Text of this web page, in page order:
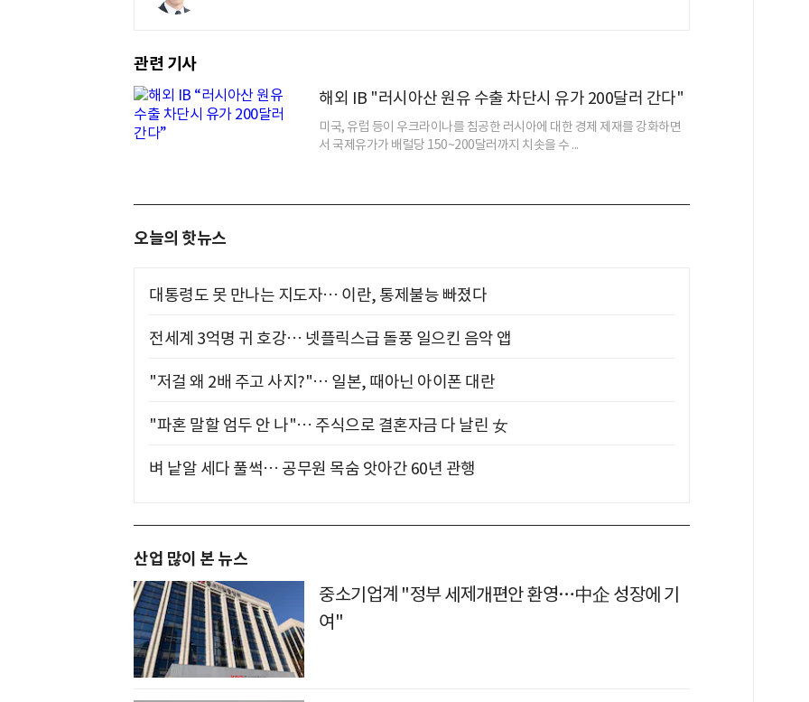
관련 기사
해외 IB "러시아산 원유 수출 차단시 유가 200달러 간다"
미국, 유럽 등이 우크라이나를 침공한 러시아에 대한 경제 제재를 강화하면
서 국제유가가 배럴당 150~200달러까지 치솟을 수 ...
오늘의 핫뉴스
대통령도 못 만나는 지도자… 이란, 통제불능 빠졌다
전세계 3억명 귀 호강… 넷플릭스급 돌풍 일으킨 음악 앱
"저걸 왜 2배 주고 사지?"… 일본, 때아닌 아이폰 대란
"파혼 말할 엄두 안 나"… 주식으로 결혼자금 다 날린 女
벼 낱알 세다 풀썩… 공무원 목숨 앗아간 60년 관행
산업 많이 본 뉴스
중소기업계 "정부 세제개편안 환영…中企 성장에 기
여"